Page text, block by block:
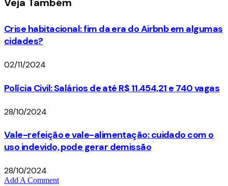
Crise habitacional: fim da era do Airbnb em algumas
cidades?
02/11/2024
Polícia Civil: Salários de até R$ 11.454,21 e 740 vagas
28/10/2024
Vale-refeição e vale-alimentação: cuidado com o
uso indevido, pode gerar demissão
28/10/2024
Add A Comment